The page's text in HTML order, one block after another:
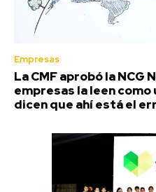
Empresas
La CMF aprobó la NCG
empresas la leen
dicen que ahí está el